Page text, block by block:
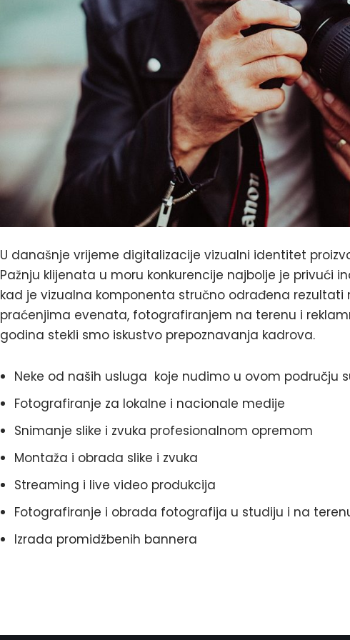
U današnje vrijeme digitalizacije vizualni identitet
Pažnju klijenata u moru konkurencije najbolje je privući
kad je vizualna komponenta stručno odrađena rezultati
praćenjima evenata, fotografiranjem na terenu i
godina stekli smo iskustvo prepoznavanja kadrova.
Neke od naših usluga koje nudimo u ovom području
Fotografiranje za lokalne i nacionale medije
Snimanje slike i zvuka profesionalnom opremom
Montaža i obrada slike i zvuka
Streaming i live video produkcija
Fotografiranje i obrada fotografija u studiju i na
Izrada promidžbenih bannera